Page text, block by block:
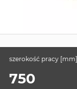
szerokość pracy [mm]
750